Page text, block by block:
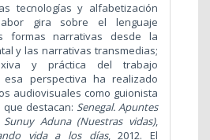
tecnologías y alfabetización
gira sobre el lenguaje
formas narrativas desde la
y las narrativas transmedias;
y práctica del trabajo
esa perspectiva ha realizado
audiovisuales como guionista
destacan: Senegal. Apuntes
Sunuy Aduna (Nuestras vidas),
vida a los días, 2012. El